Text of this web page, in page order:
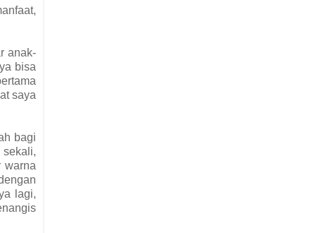
anak-
bisa
saya
bagi
sekali,
warna
lagi,